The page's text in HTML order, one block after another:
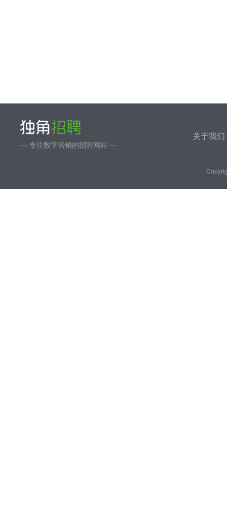
— 专注数字营销的招聘网站 —
关于我们